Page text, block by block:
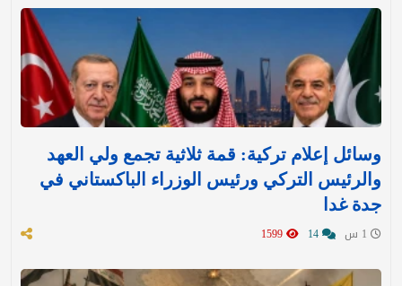
وسائل إعلام تركية: قمة ثلاثية تجمع ولي العهد
والرئيس التركي ورئيس الوزراء الباكستاني في
جدة غدا